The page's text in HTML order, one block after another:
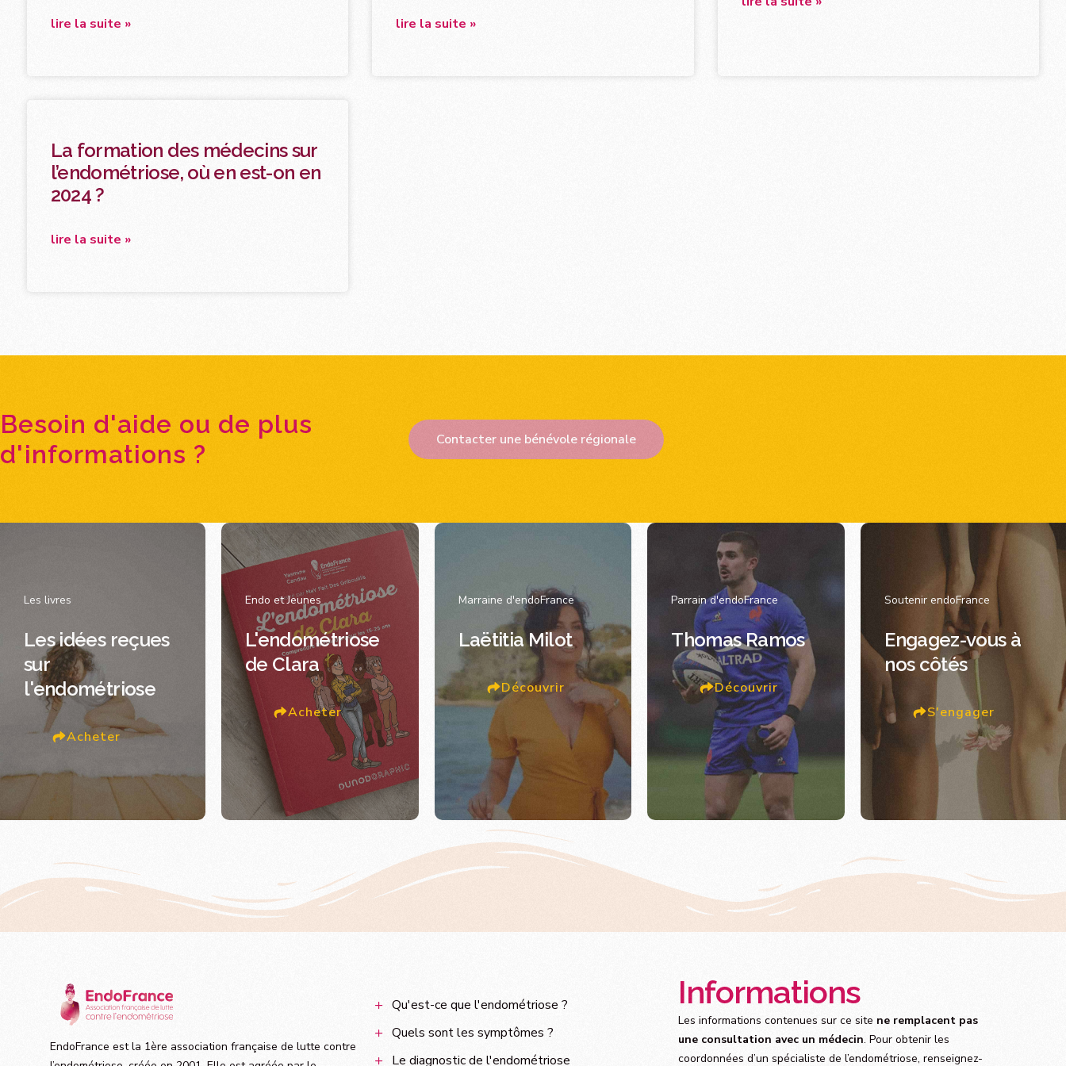
lire la suite » lire la suite »
La formation des médecins sur
l’endométriose, où en est-on en
2024 ?
lire la suite »
Besoin d'aide ou de plus
d'informations ?
Contacter une bénévole régionale
Les livres
Les idées reçues
sur
l'endométriose
Acheter
Endo et Jeunes
L'endométriose
de Clara
Acheter
Marraine d'endoFrance
Laëtitia Milot
Découvrir
Parrain d'endoFrance
Thomas Ramos
Découvrir
Soutenir endoFrance
Engagez-vous à
nos côtés
S'engager
EndoFrance est la 1ère association française de lutte contre
Qu'est-ce que l'endométriose ?
Quels sont les symptômes ?
Le diagnostic de l'endométriose
Informations
Les informations contenues sur ce site ne remplacent pas
une consultation avec un médecin. Pour obtenir les
coordonnées d’un spécialiste de l’endométriose, renseignez-